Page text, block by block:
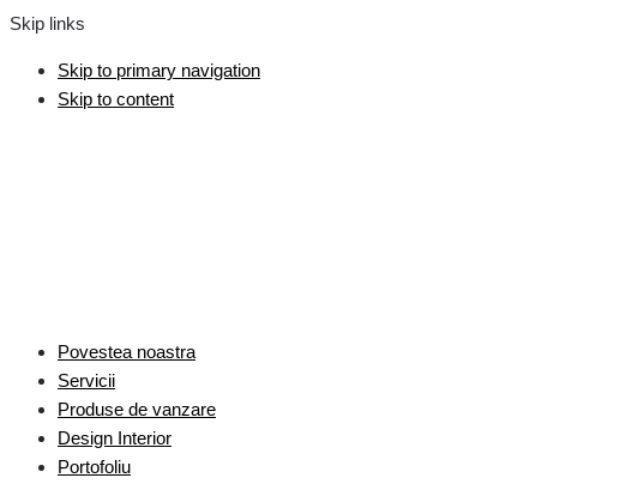
Skip links
Skip to primary navigation
Skip to content
Povestea noastra
Servicii
Produse de vanzare
Design Interior
Portofoliu